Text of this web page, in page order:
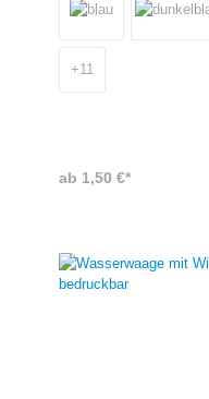
erfolgen.Eigenschaften
+11
ab 1,50 €*